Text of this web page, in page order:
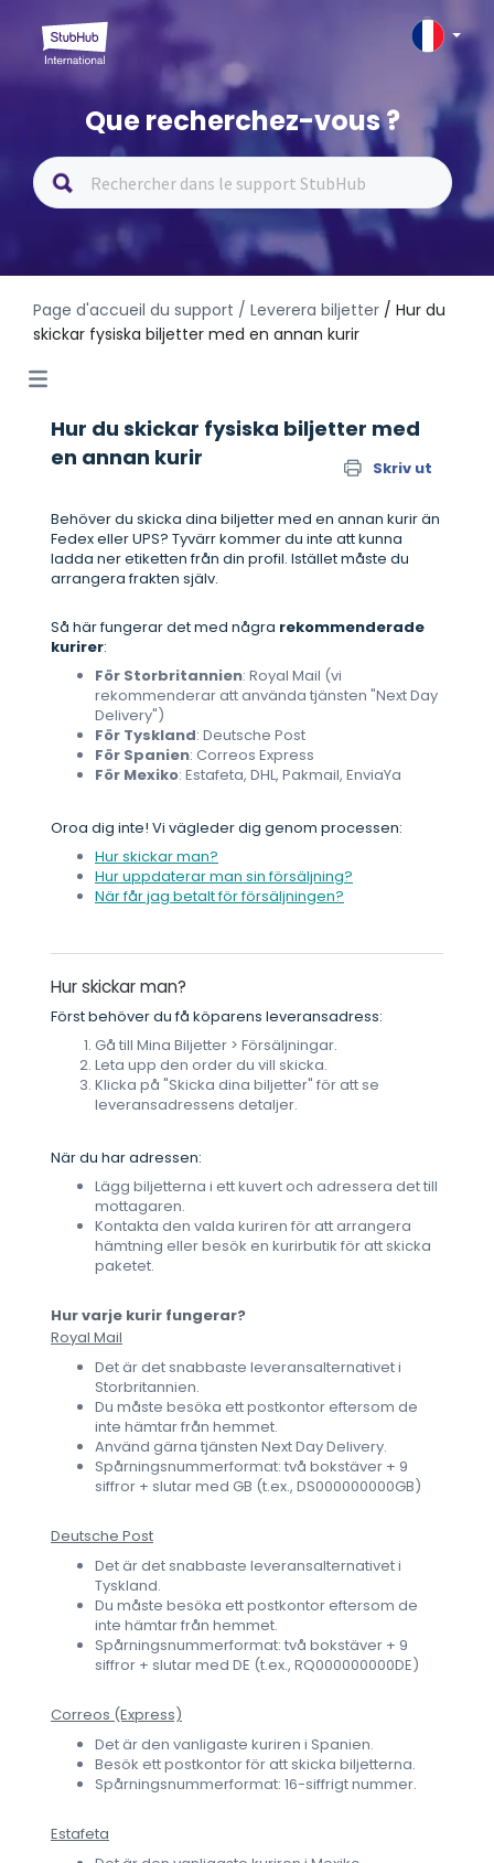
Que recherchez-vous ?
Page d'accueil du support / Leverera biljetter / Hur du
skickar fysiska biljetter med en annan kurir
Hur du skickar fysiska biljetter med
en annan kurir
Skriv ut
Behöver du skicka dina biljetter med en annan kurir än
Fedex eller UPS? Tyvärr kommer du inte att kunna
ladda ner etiketten från din profil. Istället måste du
arrangera frakten själv.
Så här fungerar det med några rekommenderade
kurirer:
För Storbritannien: Royal Mail (vi
rekommenderar att använda tjänsten "Next Day
Delivery")
För Tyskland: Deutsche Post
För Spanien: Correos Express
För Mexiko: Estafeta, DHL, Pakmail, EnviaYa
Oroa dig inte! Vi vägleder dig genom processen:
Hur skickar man?
Hur uppdaterar man sin försäljning?
När får jag betalt för försäljningen?
Hur skickar man?
Först behöver du få köparens leveransadress:
Gå till Mina Biljetter > Försäljningar.
Leta upp den order du vill skicka.
Klicka på "Skicka dina biljetter" för att se
leveransadressens detaljer.
När du har adressen:
Lägg biljetterna i ett kuvert och adressera det till
mottagaren.
Kontakta den valda kuriren för att arrangera
hämtning eller besök en kurirbutik för att skicka
paketet.
Hur varje kurir fungerar?
Royal Mail
Det är det snabbaste leveransalternativet i
Storbritannien.
Du måste besöka ett postkontor eftersom de
inte hämtar från hemmet.
Använd gärna tjänsten Next Day Delivery.
Spårningsnummerformat: två bokstäver + 9
siffror + slutar med GB (t.ex., DS000000000GB)
Deutsche Post
Det är det snabbaste leveransalternativet i
Tyskland.
Du måste besöka ett postkontor eftersom de
inte hämtar från hemmet.
Spårningsnummerformat: två bokstäver + 9
siffror + slutar med DE (t.ex., RQ000000000DE)
Correos (Express)
Det är den vanligaste kuriren i Spanien.
Besök ett postkontor för att skicka biljetterna.
Spårningsnummerformat: 16-siffrigt nummer.
Estafeta